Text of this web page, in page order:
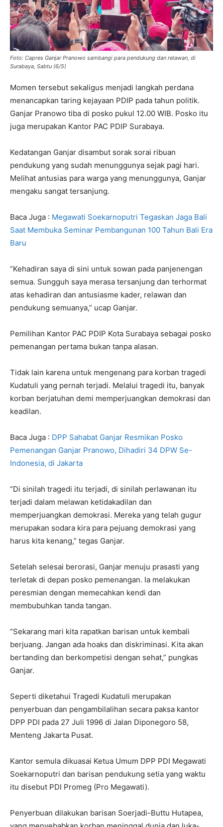
Foto: Capres Ganjar Pranowo sambangi para pendukung dan relawan, di
Surabaya, Sabtu (6/5)
Momen tersebut sekaligus menjadi langkah perdana
menancapkan taring kejayaan PDIP pada tahun politik.
Ganjar Pranowo tiba di posko pukul 12.00 WIB. Posko itu
juga merupakan Kantor PAC PDIP Surabaya.
Kedatangan Ganjar disambut sorak sorai ribuan
pendukung yang sudah menunggunya sejak pagi hari.
Melihat antusias para warga yang menunggunya, Ganjar
mengaku sangat tersanjung.
Baca Juga : Megawati Soekarnoputri Tegaskan Jaga Bali
Saat Membuka Seminar Pembangunan 100 Tahun Bali Era
Baru
“Kehadiran saya di sini untuk sowan pada panjenengan
semua. Sungguh saya merasa tersanjung dan terhormat
atas kehadiran dan antusiasme kader, relawan dan
pendukung semuanya,” ucap Ganjar.
Pemilihan Kantor PAC PDIP Kota Surabaya sebagai posko
pemenangan pertama bukan tanpa alasan.
Tidak lain karena untuk mengenang para korban tragedi
Kudatuli yang pernah terjadi. Melalui tragedi itu, banyak
korban berjatuhan demi memperjuangkan demokrasi dan
keadilan.
Baca Juga : DPP Sahabat Ganjar Resmikan Posko
Pemenangan Ganjar Pranowo, Dihadiri 34 DPW Se-
Indonesia, di Jakarta
“Di sinilah tragedi itu terjadi, di sinilah perlawanan itu
terjadi dalam melawan ketidakadilan dan
memperjuangkan demokrasi. Mereka yang telah gugur
merupakan sodara kira para pejuang demokrasi yang
harus kita kenang,” tegas Ganjar.
Setelah selesai berorasi, Ganjar menuju prasasti yang
terletak di depan posko pemenangan. Ia melakukan
peresmian dengan memecahkan kendi dan
membubuhkan tanda tangan.
“Sekarang mari kita rapatkan barisan untuk kembali
berjuang. Jangan ada hoaks dan diskriminasi. Kita akan
bertanding dan berkompetisi dengan sehat,” pungkas
Ganjar.
Seperti diketahui Tragedi Kudatuli merupakan
penyerbuan dan pengambilalihan secara paksa kantor
DPP PDI pada 27 Juli 1996 di Jalan Diponegoro 58,
Menteng Jakarta Pusat.
Kantor semula dikuasai Ketua Umum DPP PDI Megawati
Soekarnoputri dan barisan pendukung setia yang waktu
itu disebut PDI Promeg (Pro Megawati).
Penyerbuan dilakukan barisan Soerjadi-Buttu Hutapea,